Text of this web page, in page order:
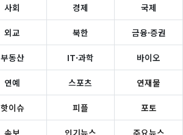
사회 경제 국제
외교 북한 금융·증권
부동산 IT·과학 바이오
연예 스포츠 연재물
핫이슈 피플 포토
속보 인기뉴스 주요뉴스